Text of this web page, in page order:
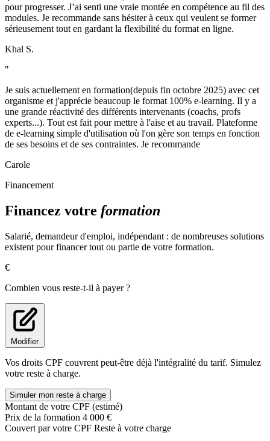
pour progresser. J’ai senti une vraie montée en compétence au fil des
modules. Je recommande sans hésiter à ceux qui veulent se former
sérieusement tout en gardant la flexibilité du format en ligne.
Khal S.
"
Je suis actuellement en formation(depuis fin octobre 2025) avec cet
organisme et j'apprécie beaucoup le format 100% e-learning. Il y a
une grande réactivité des différents intervenants (coachs, profs
experts...). Tout est fait pour mettre à l'aise et au travail. Plateforme
de e-learning simple d'utilisation où l'on gère son temps en fonction
de ses besoins et de ses contraintes. Je recommande
Carole
Financement
Financez votre formation
Salarié, demandeur d'emploi, indépendant : de nombreuses solutions
existent pour financer tout ou partie de votre formation.
€
Combien vous reste-t-il à payer ?
Modifier
Vos droits CPF couvrent peut-être déjà l'intégralité du tarif. Simulez
votre reste à charge.
Simuler mon reste à charge
Montant de votre CPF (estimé)
Prix de la formation 4 000 €
Couvert par votre CPF Reste à votre charge